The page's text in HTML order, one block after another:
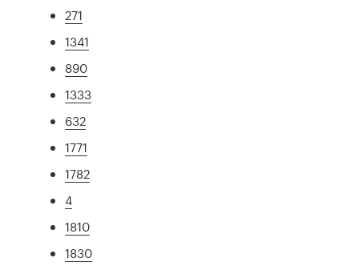
271
1341
890
1333
632
1771
1782
4
1810
1830